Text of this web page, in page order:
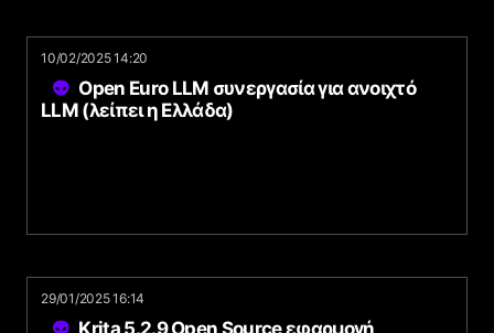
10/02/2025 14:20
Open Euro LLM συνεργασία για ανοιχτό
LLM (λείπει η Ελλάδα)
29/01/2025 16:14
Krita 5.2.9 Open Source εφαρμογή